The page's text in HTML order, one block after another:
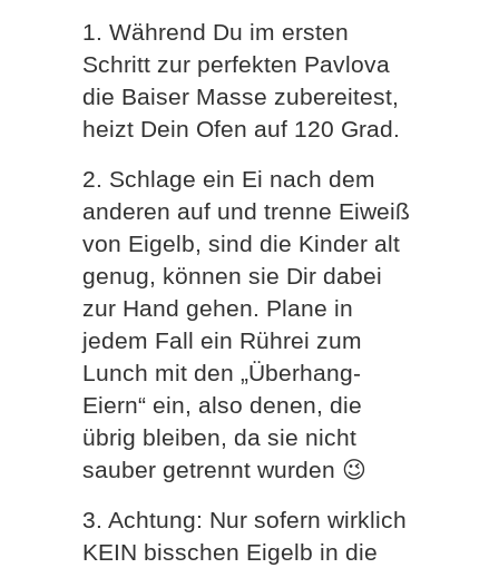
1. Während Du im ersten
Schritt zur perfekten Pavlova
die Baiser Masse zubereitest,
heizt Dein Ofen auf 120 Grad.
2. Schlage ein Ei nach dem
anderen auf und trenne Eiweiß
von Eigelb, sind die Kinder alt
genug, können sie Dir dabei
zur Hand gehen. Plane in
jedem Fall ein Rührei zum
Lunch mit den „Überhang-
Eiern“ ein, also denen, die
übrig bleiben, da sie nicht
sauber getrennt wurden 😉
3. Achtung: Nur sofern wirklich
KEIN bisschen Eigelb in die